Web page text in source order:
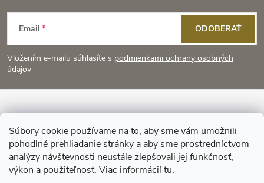
Súbory cookie používame na to, aby sme vám umožnili
pohodlné prehliadanie stránky a aby sme prostredníctvom
analýzy návštevnosti neustále zlepšovali jej funkčnosť,
výkon a použiteľnosť. Viac informáciítu.
Z
á
p
ä
Email
Vložením e-mailu súhlasíte s podmienkami ochrany osobných
údajov
ODOBERAŤ
Informácie pre vás
Prijímame online platby